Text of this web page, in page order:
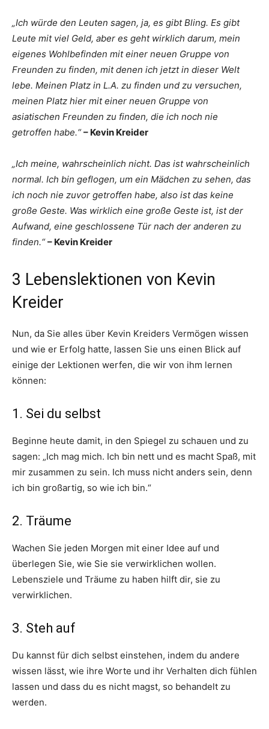
„Ich würde den Leuten sagen, ja, es gibt Bling. Es gibt
Leute mit viel Geld, aber es geht wirklich darum, mein
eigenes Wohlbefinden mit einer neuen Gruppe von
Freunden zu finden, mit denen ich jetzt in dieser Welt
lebe. Meinen Platz in L.A. zu finden und zu versuchen,
meinen Platz hier mit einer neuen Gruppe von
asiatischen Freunden zu finden, die ich noch nie
getroffen habe.“ – Kevin Kreider
„Ich meine, wahrscheinlich nicht. Das ist wahrscheinlich
normal. Ich bin geflogen, um ein Mädchen zu sehen, das
ich noch nie zuvor getroffen habe, also ist das keine
große Geste. Was wirklich eine große Geste ist, ist der
Aufwand, eine geschlossene Tür nach der anderen zu
finden.“ – Kevin Kreider
3 Lebenslektionen von Kevin
Kreider
Nun, da Sie alles über Kevin Kreiders Vermögen wissen
und wie er Erfolg hatte, lassen Sie uns einen Blick auf
einige der Lektionen werfen, die wir von ihm lernen
können:
1. Sei du selbst
Beginne heute damit, in den Spiegel zu schauen und zu
sagen: „Ich mag mich. Ich bin nett und es macht Spaß, mit
mir zusammen zu sein. Ich muss nicht anders sein, denn
ich bin großartig, so wie ich bin.“
2. Träume
Wachen Sie jeden Morgen mit einer Idee auf und
überlegen Sie, wie Sie sie verwirklichen wollen.
Lebensziele und Träume zu haben hilft dir, sie zu
verwirklichen.
3. Steh auf
Du kannst für dich selbst einstehen, indem du andere
wissen lässt, wie ihre Worte und ihr Verhalten dich fühlen
lassen und dass du es nicht magst, so behandelt zu
werden.